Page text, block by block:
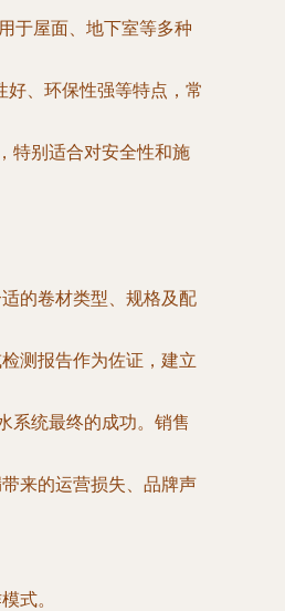
于屋面、地下室等多种
好、环保性强等特点，常
特别适合对安全性和施
的卷材类型、规格及配
测报告作为佐证，建立
系统最终的成功。销售
来的运营损失、品牌声
式。